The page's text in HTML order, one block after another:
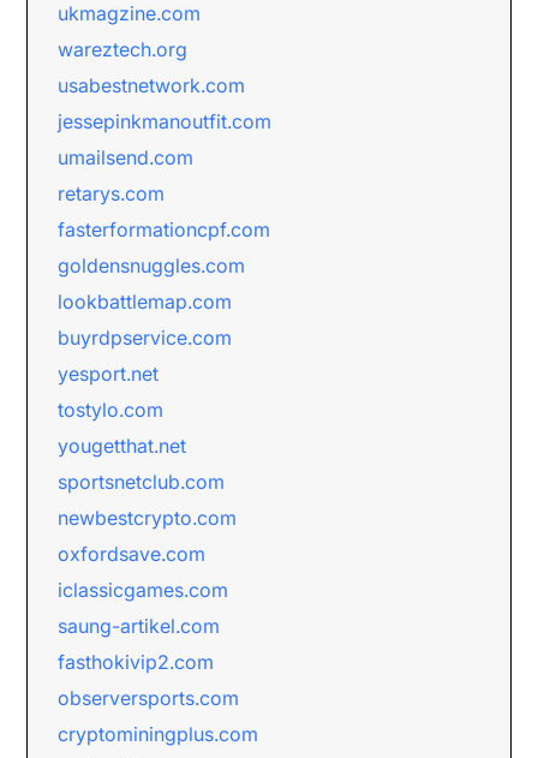
ukmagzine.com
wareztech.org
usabestnetwork.com
jessepinkmanoutfit.com
umailsend.com
retarys.com
fasterformationcpf.com
goldensnuggles.com
lookbattlemap.com
buyrdpservice.com
yesport.net
tostylo.com
yougetthat.net
sportsnetclub.com
newbestcrypto.com
oxfordsave.com
iclassicgames.com
saung-artikel.com
fasthokivip2.com
observersports.com
cryptominingplus.com